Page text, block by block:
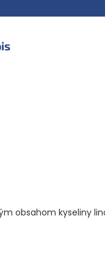
obsahom kyseliny